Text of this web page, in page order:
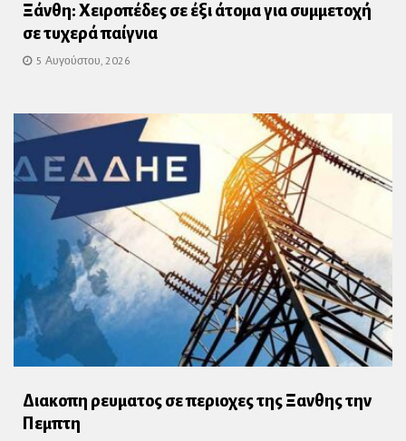
Ξάνθη: Χειροπέδες σε έξι άτομα για συμμετοχή
σε τυχερά παίγνια
5 Αυγούστου, 2026
Διακοπη ρευματος σε περιοχες της Ξανθης την
Πεμπτη